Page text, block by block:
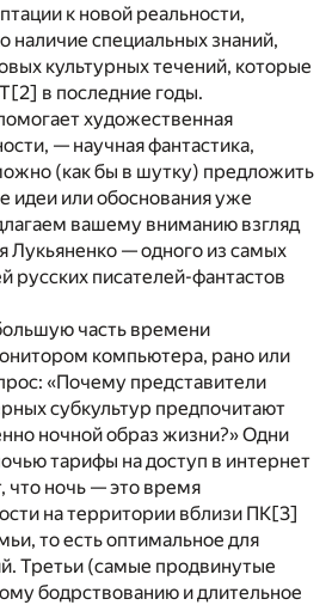
к новой реальности,
наличие специальных знаний,
культурных течений, которые
в последние годы.
художественная
— научная фантастика,
(как бы в шутку) предложить
идеи или обоснования уже
вашему вниманию взгляд
Лукьяненко — одного из самых
русских писателей-фантастов
часть времени
компьютера, рано или
«Почему представители
субкультур предпочитают
ночной образ жизни?» Одни
тарифы на доступ в интернет
что ночь — это время
на территории вблизи ПК[3]
то есть оптимальное для
Третьи (самые продвинутые
бодрствованию и длительное